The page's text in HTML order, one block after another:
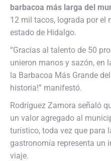
barbacoa más larga del
12 mil tacos, lograda por el
estado de Hidalgo.
“Gracias al talento de 50
unieron manos y sazón, en
la Barbacoa Más Grande
historia!” manifestó.
Rodríguez Zamora señaló
un valor agregado al
turístico, toda vez que para
gastronomía representa un
viaje.